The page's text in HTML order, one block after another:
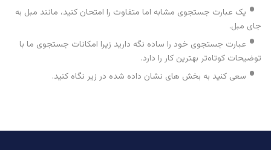
یک عبارت جستجوی مشابه اما متفاوت را امتحان کنید، مانند مبل به
جای مبل.
عبارت جستجوی خود را ساده نگه دارید زیرا امکانات جستجوی ما با
توضیحات کوتاه‌تر بهترین کار را دارد.
سعی کنید به بخش های نشان داده شده در زیر نگاه کنید.